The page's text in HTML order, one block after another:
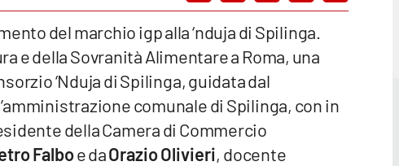
del marchio igp alla ‘nduja di Spilinga.
e della Sovranità Alimentare a Roma, una
‘Nduja di Spilinga, guidata dal
comunale di Spilinga, con in
della Camera di Commercio
Falboe daOrazio Olivieri, docente